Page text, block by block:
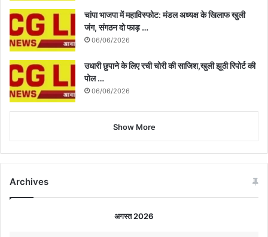
चांपा भाजपा में महाविस्फोट: मंडल अध्यक्ष के खिलाफ खुली
जंग, संगठन दो फाड़ …
06/06/2026
उधारी छुपाने के लिए रची चोरी की साजिश,खुली झूठी रिपोर्ट की
पोल …
06/06/2026
Show More
Archives
अगस्त 2026